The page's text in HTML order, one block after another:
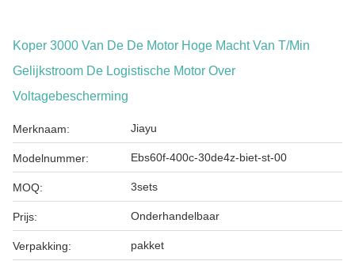
Koper 3000 Van De De Motor Hoge Macht Van T/min
Gelijkstroom De Logistische Motor Over
Voltagebescherming
Merknaam: Jiayu
Modelnummer: Ebs60f-400c-30de4z-biet-st-00
MOQ: 3sets
Prijs: Onderhandelbaar
Verpakking: pakket